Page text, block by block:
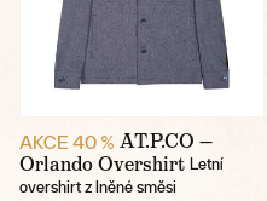
AKCE 40 % AT.P.CO —
Orlando Overshirt Letní
overshirt z lněné směsi